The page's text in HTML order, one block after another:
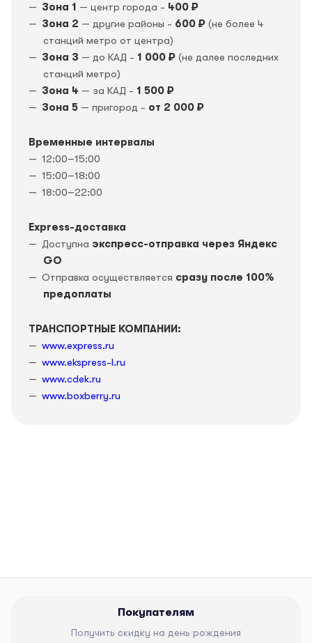
Зона 1 — центр города - 400 ₽
Зона 2 — другие районы - 600 ₽ (не более 4
станций метро от центра)
Зона 3 — до КАД - 1 000 ₽ (не далее последних
станций метро)
Зона 4 — за КАД - 1 500 ₽
Зона 5 — пригород - от 2 000 ₽
Временные интервалы
12:00–15:00
15:00–18:00
18:00–22:00
Express-доставка
Доступна экспресс-отправка через Яндекс
GO
Отправка осуществляется сразу после 100%
предоплаты
ТРАНСПОРТНЫЕ КОМПАНИИ:
www.express.ru
www.ekspress-l.ru
www.cdek.ru
www.boxberry.ru
Покупателям
Получить скидку на день рождения